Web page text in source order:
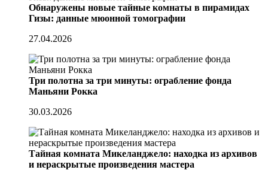
Обнаружены новые тайные комнаты в пирамидах
Гизы: данные мюонной томографии
27.04.2026
Три полотна за три минуты: ограбление фонда
Маньяни Рокка
30.03.2026
Тайная комната Микеланджело: находка из архивов
и нераскрытые произведения мастера